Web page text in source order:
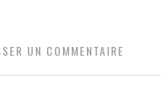
UN COMMENTAIRE